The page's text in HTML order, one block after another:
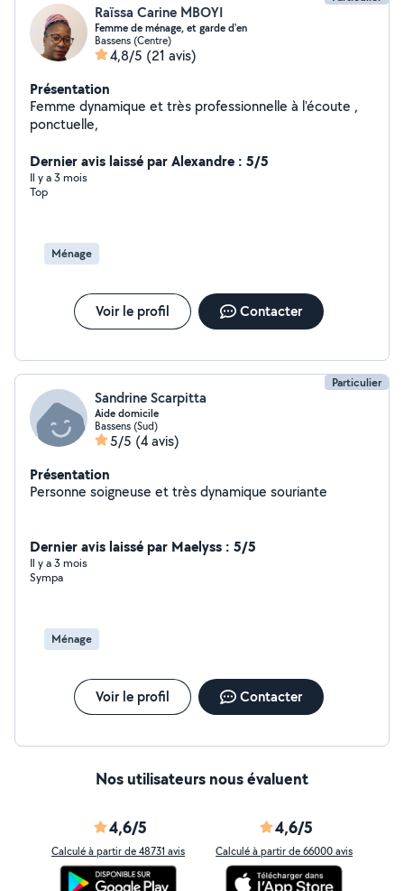
Raïssa Carine MBOYI
Femme de ménage, et garde d'en
Bassens (Centre)
4,8/5 (21 avis)
Présentation
Femme dynamique et très professionnelle à l'écoute ,
ponctuelle,
Dernier avis laissé par Alexandre : 5/5
Il y a 3 mois
Top
Ménage
Voir le profil Contacter
Particulier
Sandrine Scarpitta
Aide domicile
Bassens (Sud)
5/5 (4 avis)
Présentation
Personne soigneuse et très dynamique souriante
Dernier avis laissé par Maelyss : 5/5
Il y a 3 mois
Sympa
Ménage
Voir le profil Contacter
Nos utilisateurs nous évaluent
4,6/5
Calculé à partir de 48731 avis
4,6/5
Calculé à partir de 66000 avis